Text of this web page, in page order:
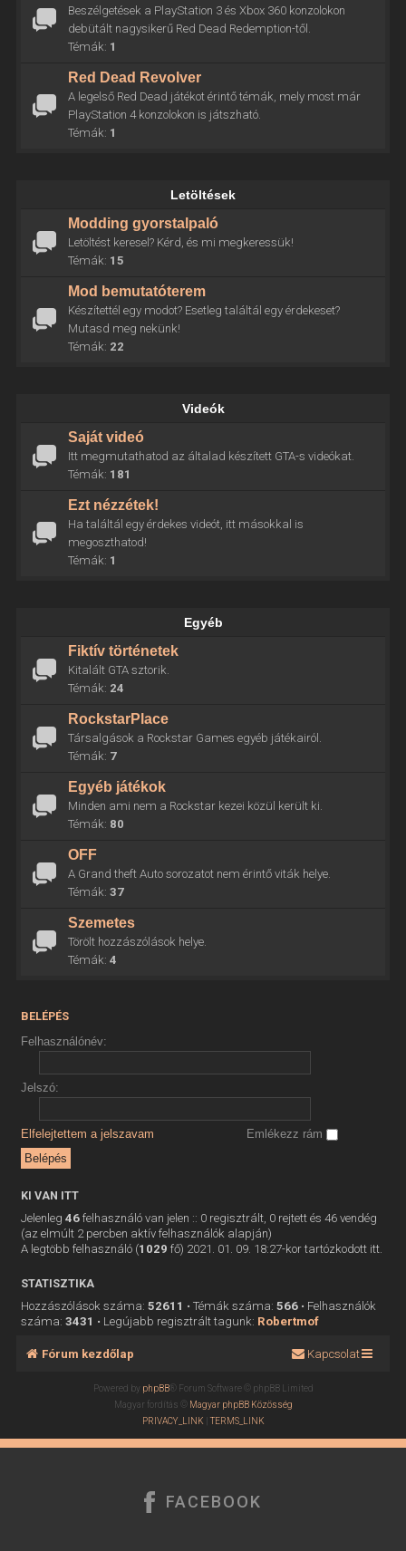
Beszélgetések a PlayStation 3 és Xbox 360 konzolokon
debütált nagysikerű Red Dead Redemption-től.
Témák: 1
Red Dead Revolver
A legelső Red Dead játékot érintő témák, mely most már
PlayStation 4 konzolokon is játszható.
Témák: 1
Letöltések
Modding gyorstalpaló
Letöltést keresel? Kérd, és mi megkeressük!
Témák: 15
Mod bemutatóterem
Készítettél egy modot? Esetleg találtál egy érdekeset?
Mutasd meg nekünk!
Témák: 22
Videók
Saját videó
Itt megmutathatod az általad készített GTA-s videókat.
Témák: 181
Ezt nézzétek!
Ha találtál egy érdekes videót, itt másokkal is
megoszthatod!
Témák: 1
Egyéb
Fiktív történetek
Kitalált GTA sztorik.
Témák: 24
RockstarPlace
Társalgások a Rockstar Games egyéb játékairól.
Témák: 7
Egyéb játékok
Minden ami nem a Rockstar kezei közül került ki.
Témák: 80
OFF
A Grand theft Auto sorozatot nem érintő viták helye.
Témák: 37
Szemetes
Törölt hozzászólások helye.
Témák: 4
BELÉPÉS
Felhasználónév:
Jelszó:
Elfelejtettem a jelszavam Emlékezz rám
KI VAN ITT
Jelenleg 46felhasználó van jelen :: 0 regisztrált, 0 rejtett és 46 vendég
(az elmúlt 2 percben aktív felhasználók alapján)
A legtöbb felhasználó (1029 fő) 2021. 01. 09. 18:27-kor tartózkodott itt.
STATISZTIKA
Hozzászólások száma: 52611 • Témák száma: 566• Felhasználók
száma: 3431 • Legújabb regisztrált tagunk: Robertmof
Fórum kezdőlap Kapcsolat
Powered by phpBB® Forum Software © phpBB Limited
Magyar fordítás © Magyar phpBB Közösség
PRIVACY_LINK |TERMS_LINK
FACEBOOK